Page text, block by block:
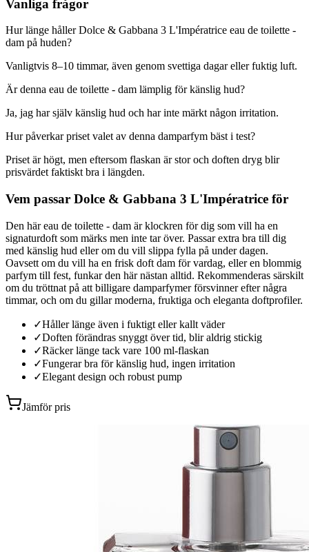
Vanliga frågor
Hur länge håller Dolce & Gabbana 3 L'Impératrice eau de toilette -
dam på huden?
Vanligtvis 8–10 timmar, även genom svettiga dagar eller fuktig luft.
Är denna eau de toilette - dam lämplig för känslig hud?
Ja, jag har själv känslig hud och har inte märkt någon irritation.
Hur påverkar priset valet av denna damparfym bäst i test?
Priset är högt, men eftersom flaskan är stor och doften dryg blir
prisvärdet faktiskt bra i längden.
Vem passar Dolce & Gabbana 3 L'Impératrice för
Den här eau de toilette - dam är klockren för dig som vill ha en
signaturdoft som märks men inte tar över. Passar extra bra till dig
med känslig hud eller om du vill slippa fylla på under dagen.
Oavsett om du vill ha en frisk doft dam för vardag, eller en blommig
parfym till fest, funkar den här nästan alltid. Rekommenderas särskilt
om du tröttnat på att billigare damparfymer försvinner efter några
timmar, och om du gillar moderna, fruktiga och eleganta doftprofiler.
✓Håller länge även i fuktigt eller kallt väder
✓Doften förändras snyggt över tid, blir aldrig stickig
✓Räcker länge tack vare 100 ml-flaskan
✓Fungerar bra för känslig hud, ingen irritation
✓Elegant design och robust pump
Jämför pris